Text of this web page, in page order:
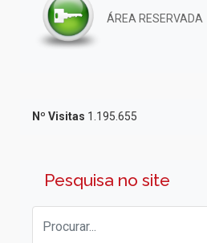
ÁREA RESERVADA
Nº Visitas 1.195.655
Pesquisa no site